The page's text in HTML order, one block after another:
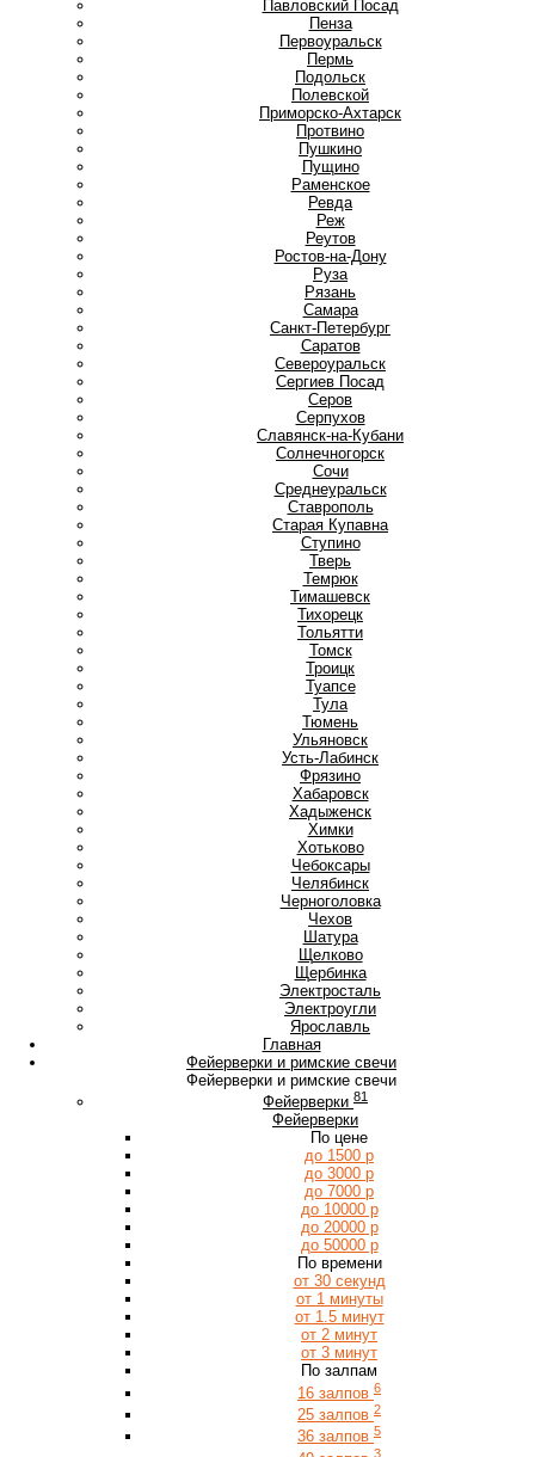
Павловский Посад
Пенза
Первоуральск
Пермь
Подольск
Полевской
Приморско-Ахтарск
Протвино
Пушкино
Пущино
Раменское
Ревда
Реж
Реутов
Ростов-на-Дону
Руза
Рязань
Самара
Санкт-Петербург
Саратов
Североуральск
Сергиев Посад
Серов
Серпухов
Славянск-на-Кубани
Солнечногорск
Сочи
Среднеуральск
Ставрополь
Старая Купавна
Ступино
Тверь
Темрюк
Тимашевск
Тихорецк
Тольятти
Томск
Троицк
Туапсе
Тула
Тюмень
Ульяновск
Усть-Лабинск
Фрязино
Хабаровск
Хадыженск
Химки
Хотьково
Чебоксары
Челябинск
Черноголовка
Чехов
Шатура
Щелково
Щербинка
Электросталь
Электроугли
Ярославль
Главная
Фейерверки и римские свечи
Фейерверки и римские свечи
Фейерверки 81
Фейерверки
По цене
до 1500 р
до 3000 р
до 7000 р
до 10000 р
до 20000 р
до 50000 р
По времени
от 30 секунд
от 1 минуты
от 1.5 минут
от 2 минут
от 3 минут
По залпам
16 залпов 6
25 залпов 2
36 залпов 5
3